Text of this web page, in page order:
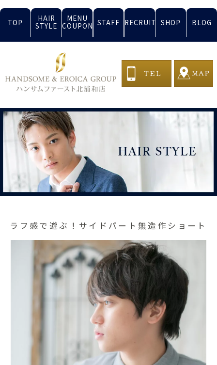
TOP
HAIR
STYLE
MENU
COUPON STAFF RECRUIT SHOP BLOG
ラフ感で遊ぶ！サイドパート無造作ショート